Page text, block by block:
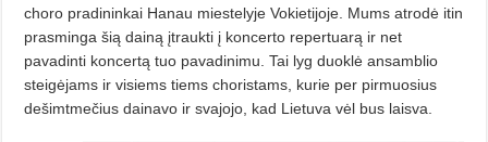
choro pradininkai Hanau miestelyje Vokie­tijoje. Mums atrodė itin
prasminga šią dainą įtraukti į koncerto repertua­rą ir net
pavadinti koncertą tuo pa­vadinimu. Tai lyg duoklė ansamblio
steigėjams ir visiems tiems choristams, kurie per pirmuosius
dešimtmečius dainavo ir svajojo, kad Lietu­va vėl bus laisva.